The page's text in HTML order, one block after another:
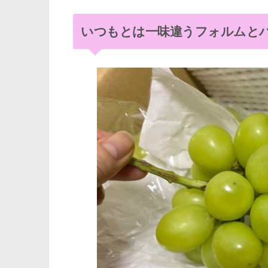
いつもとは一味違うフォルムと